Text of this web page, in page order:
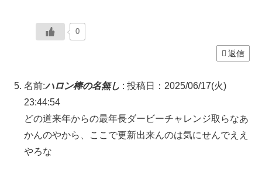
0
返信
名前:ハロン棒の名無し : 投稿日：2025/06/17(火)
23:44:54
どの道来年からの最年長ダービーチャレンジ取らなあ
かんのやから、ここで更新出来んのは気にせんでええ
やろな